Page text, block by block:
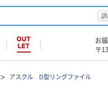
お
〒
アスクル D型リングファイル